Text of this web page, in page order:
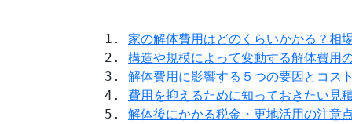
家の解体費用はどのくらいかかる？相
構造や規模によって変動する解体費用
解体費用に影響する５つの要因とコス
費用を抑えるために知っておきたい見
解体後にかかる税金・更地活用の注意